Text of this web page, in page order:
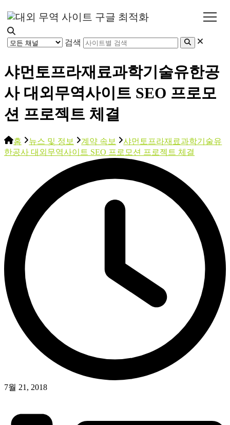
검색
샤먼토프라재료과학기술유한공
사 대외무역사이트 SEO 프로모
션 프로젝트 체결
홈 뉴스 및 정보 계약 속보
샤먼토프라재료과학기술유
한공사 대외무역사이트 SEO 프로모션 프로젝트 체결
7월 21, 2018